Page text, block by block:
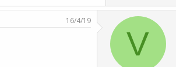
V
16/4/19